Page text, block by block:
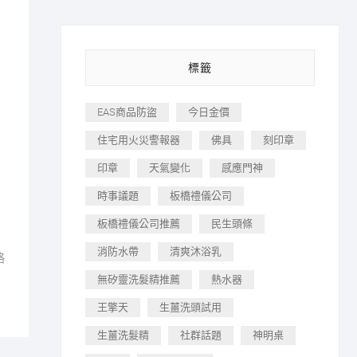
標籤
EAS商品防盜 今日金價
住宅用火災警報器 佛具 刻印章
印章 天氣變化 感應門神
時事議題 板橋禮儀公司
板橋禮儀公司推薦 民生頭條
消防水帶 清爽沐浴乳
無矽靈洗髮精推薦 熱水器
王擎天 生薑洗頭試用
生薑洗髮精 社群話題 神明桌